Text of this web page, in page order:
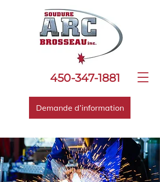
450-347-1881
Demande d’information